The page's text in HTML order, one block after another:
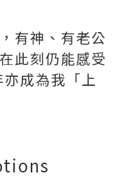
有神、有老公
此刻仍能感受
成為我「上